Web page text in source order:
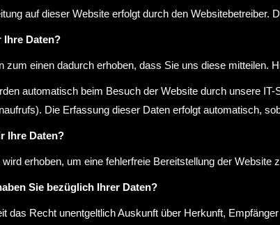
auf dieser Website erfolgt durch den
Ihre Daten?
zum einen dadurch erhoben, dass Sie uns diese mitteilen.
automatisch beim Besuch der Website durch unsere
Die Erfassung dieser Daten erfolgt automatisch,
Ihre Daten?
wird erhoben, um eine fehlerfreie Bereitstellung der
Sie bezüglich Ihrer Daten?
das Recht unentgeltlich Auskunft über Herkunft,